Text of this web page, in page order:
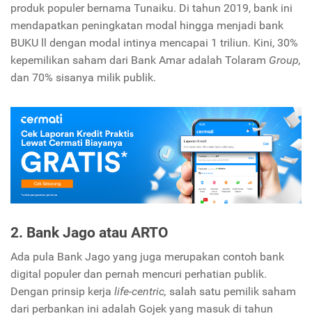
produk populer bernama Tunaiku. Di tahun 2019, bank ini
mendapatkan peningkatan modal hingga menjadi bank
BUKU ll dengan modal intinya mencapai 1 triliun. Kini, 30%
kepemilikan saham dari Bank Amar adalah Tolaram Group,
dan 70% sisanya milik publik.
2. Bank Jago atau ARTO
Ada pula Bank Jago yang juga merupakan contoh bank
digital populer dan pernah mencuri perhatian publik.
Dengan prinsip kerja life-centric, salah satu pemilik saham
dari perbankan ini adalah Gojek yang masuk di tahun